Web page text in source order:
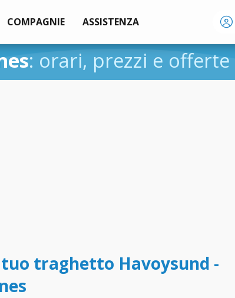
COMPAGNIE ASSISTENZA
: orari, prezzi e offerte
traghetto Havoysund -